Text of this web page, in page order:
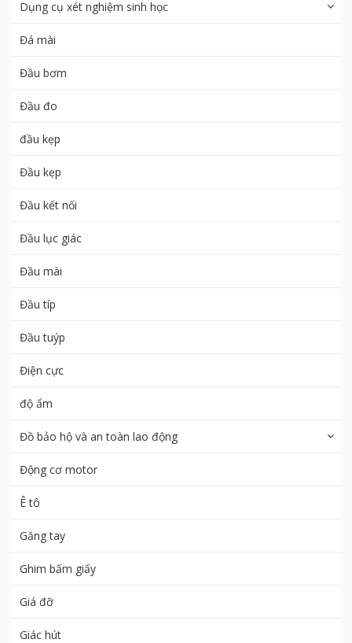
Dụng cụ xét nghiệm sinh học
Đá mài
Đầu bơm
Đầu đo
đầu kẹp
Đầu kẹp
Đầu kết nối
Đầu lục giác
Đầu mài
Đầu típ
Đầu tuýp
Điện cực
độ ẩm
Đồ bảo hộ và an toàn lao động
Động cơ motor
Ê tô
Găng tay
Ghim bấm giấy
Giá đỡ
Giác hút